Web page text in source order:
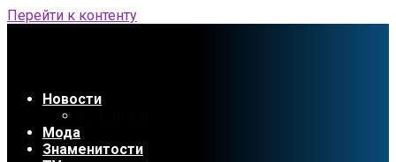
Перейти к контенту
Новости
Мода
Знаменитости